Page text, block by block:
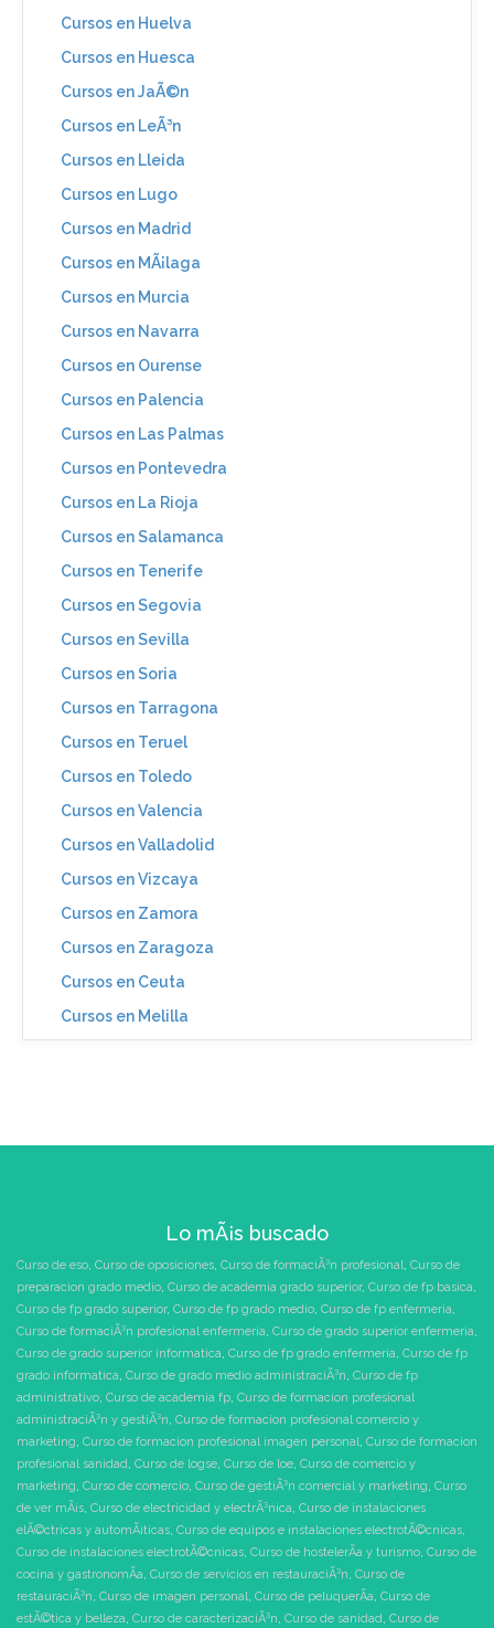
Cursos en Huelva
Cursos en Huesca
Cursos en JaÃ©n
Cursos en LeÃ³n
Cursos en Lleida
Cursos en Lugo
Cursos en Madrid
Cursos en MÃ¡laga
Cursos en Murcia
Cursos en Navarra
Cursos en Ourense
Cursos en Palencia
Cursos en Las Palmas
Cursos en Pontevedra
Cursos en La Rioja
Cursos en Salamanca
Cursos en Tenerife
Cursos en Segovia
Cursos en Sevilla
Cursos en Soria
Cursos en Tarragona
Cursos en Teruel
Cursos en Toledo
Cursos en Valencia
Cursos en Valladolid
Cursos en Vizcaya
Cursos en Zamora
Cursos en Zaragoza
Cursos en Ceuta
Cursos en Melilla
Lo mÃ¡s buscado
Curso de eso, Curso de oposiciones, Curso de formaciÃ³n profesional, Curso de
preparacion grado medio, Curso de academia grado superior, Curso de fp basica,
Curso de fp grado superior, Curso de fp grado medio, Curso de fp enfermeria,
Curso de formaciÃ³n profesional enfermeria, Curso de grado superior enfermeria,
Curso de grado superior informatica, Curso de fp grado enfermeria, Curso de fp
grado informatica, Curso de grado medio administraciÃ³n, Curso de fp
administrativo, Curso de academia fp, Curso de formacion profesional
administraciÃ³n y gestiÃ³n, Curso de formacion profesional comercio y
marketing, Curso de formacion profesional imagen personal, Curso de formacion
profesional sanidad, Curso de logse, Curso de loe, Curso de comercio y
marketing, Curso de comercio, Curso de gestiÃ³n comercial y marketing, Curso
de ver mÃ¡s, Curso de electricidad y electrÃ³nica, Curso de instalaciones
elÃ©ctricas y automÃ¡ticas, Curso de equipos e instalaciones electrotÃ©cnicas,
Curso de instalaciones electrotÃ©cnicas, Curso de hostelerÃ­a y turismo, Curso de
cocina y gastronomÃ­a, Curso de servicios en restauraciÃ³n, Curso de
restauraciÃ³n, Curso de imagen personal, Curso de peluquerÃ­a, Curso de
estÃ©tica y belleza, Curso de caracterizaciÃ³n, Curso de sanidad, Curso de